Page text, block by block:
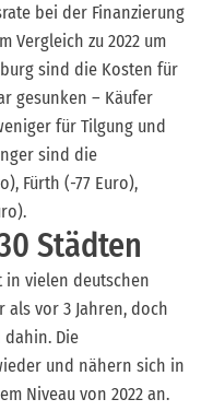
bei der Finanzierung
Vergleich zu 2022 um
sind die Kosten für
gesunken – Käufer
für Tilgung und
sind die
Fürth (-77 Euro),
Städten
vielen deutschen
vor 3 Jahren, doch
Die
und nähern sich in
Niveau von 2022 an.